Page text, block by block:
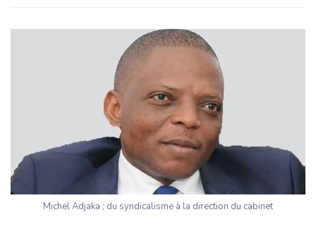
Michel Adjaka ; du syndicalisme à la direction du cabinet